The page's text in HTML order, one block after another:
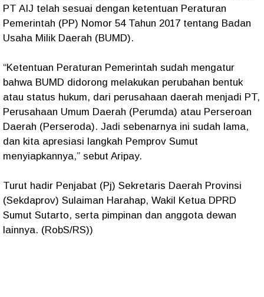
PT AIJ telah sesuai dengan ketentuan Peraturan
Pemerintah (PP) Nomor 54 Tahun 2017 tentang Badan
Usaha Milik Daerah (BUMD).
“Ketentuan Peraturan Pemerintah sudah mengatur
bahwa BUMD didorong melakukan perubahan bentuk
atau status hukum, dari perusahaan daerah menjadi PT,
Perusahaan Umum Daerah (Perumda) atau Perseroan
Daerah (Perseroda). Jadi sebenarnya ini sudah lama,
dan kita apresiasi langkah Pemprov Sumut
menyiapkannya,” sebut Aripay.
Turut hadir Penjabat (Pj) Sekretaris Daerah Provinsi
(Sekdaprov) Sulaiman Harahap, Wakil Ketua DPRD
Sumut Sutarto, serta pimpinan dan anggota dewan
lainnya. (RobS/RS))